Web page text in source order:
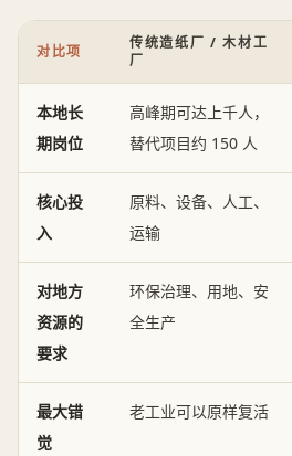
对比项
传统造纸厂 / 木材工
厂
本地长
期岗位
高峰期可达上千人，
替代项目约 150 人
核心投
入
原料、设备、人工、
运输
对地方
资源的
要求
环保治理、用地、安
全生产
最大错
觉
老工业可以原样复活